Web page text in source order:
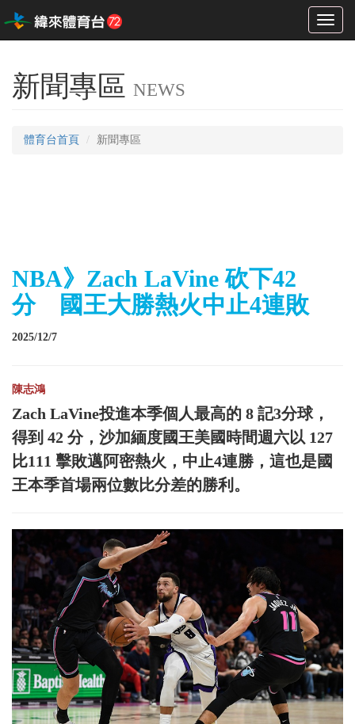
Toggle
新聞專區 NEWS
體育台首頁 新聞專區
NBA》Zach LaVine 砍下42
分 國王大勝熱火中止4連敗
2025/12/7
陳志鴻
Zach LaVine投進本季個人最高的 8 記3分球，
得到 42 分，沙加緬度國王美國時間週六以 127
比111 擊敗邁阿密熱火，中止4連勝，這也是國
王本季首場兩位數比分差的勝利。